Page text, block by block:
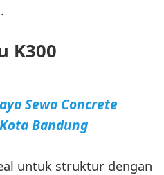
K300
Sewa Concrete
Bandung
untuk struktur dengan